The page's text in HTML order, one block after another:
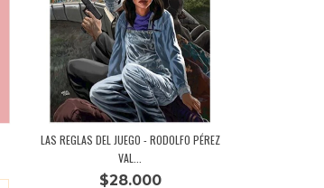
LAS REGLAS DEL JUEGO - RODOLFO PÉREZ
VAL...
$28.000